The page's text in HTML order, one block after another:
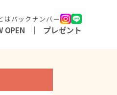
はバックナンバー
OPEN プレゼント